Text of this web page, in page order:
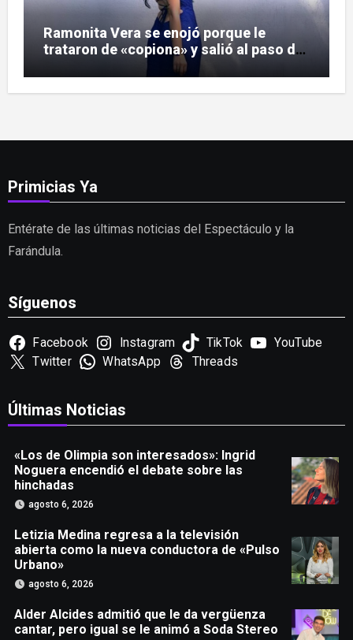
Ramonita Vera se enojó porque le
trataron de «copiona» y salió al paso de
Primicias Ya
Entérate de las últimas noticias del Espectáculo y la
Farándula.
Síguenos
Facebook Instagram TikTok
YouTube
Twitter
WhatsApp Threads
Últimas Noticias
«Los de Olimpia son interesados»: Ingrid
Noguera encendió el debate sobre las
hinchadas
agosto 6, 2026
Letizia Medina regresa a la televisión
abierta como la nueva conductora de «Pulso
Urbano»
agosto 6, 2026
Alder Alcides admitió que le da vergüenza
cantar, pero igual se le animó a Soda Stereo